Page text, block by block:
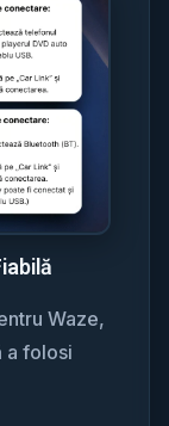
Waze,
a folosi